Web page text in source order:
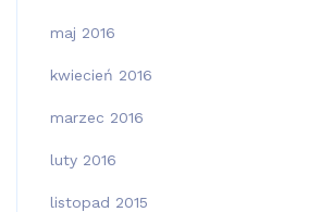
maj 2016
kwiecień 2016
marzec 2016
luty 2016
listopad 2015